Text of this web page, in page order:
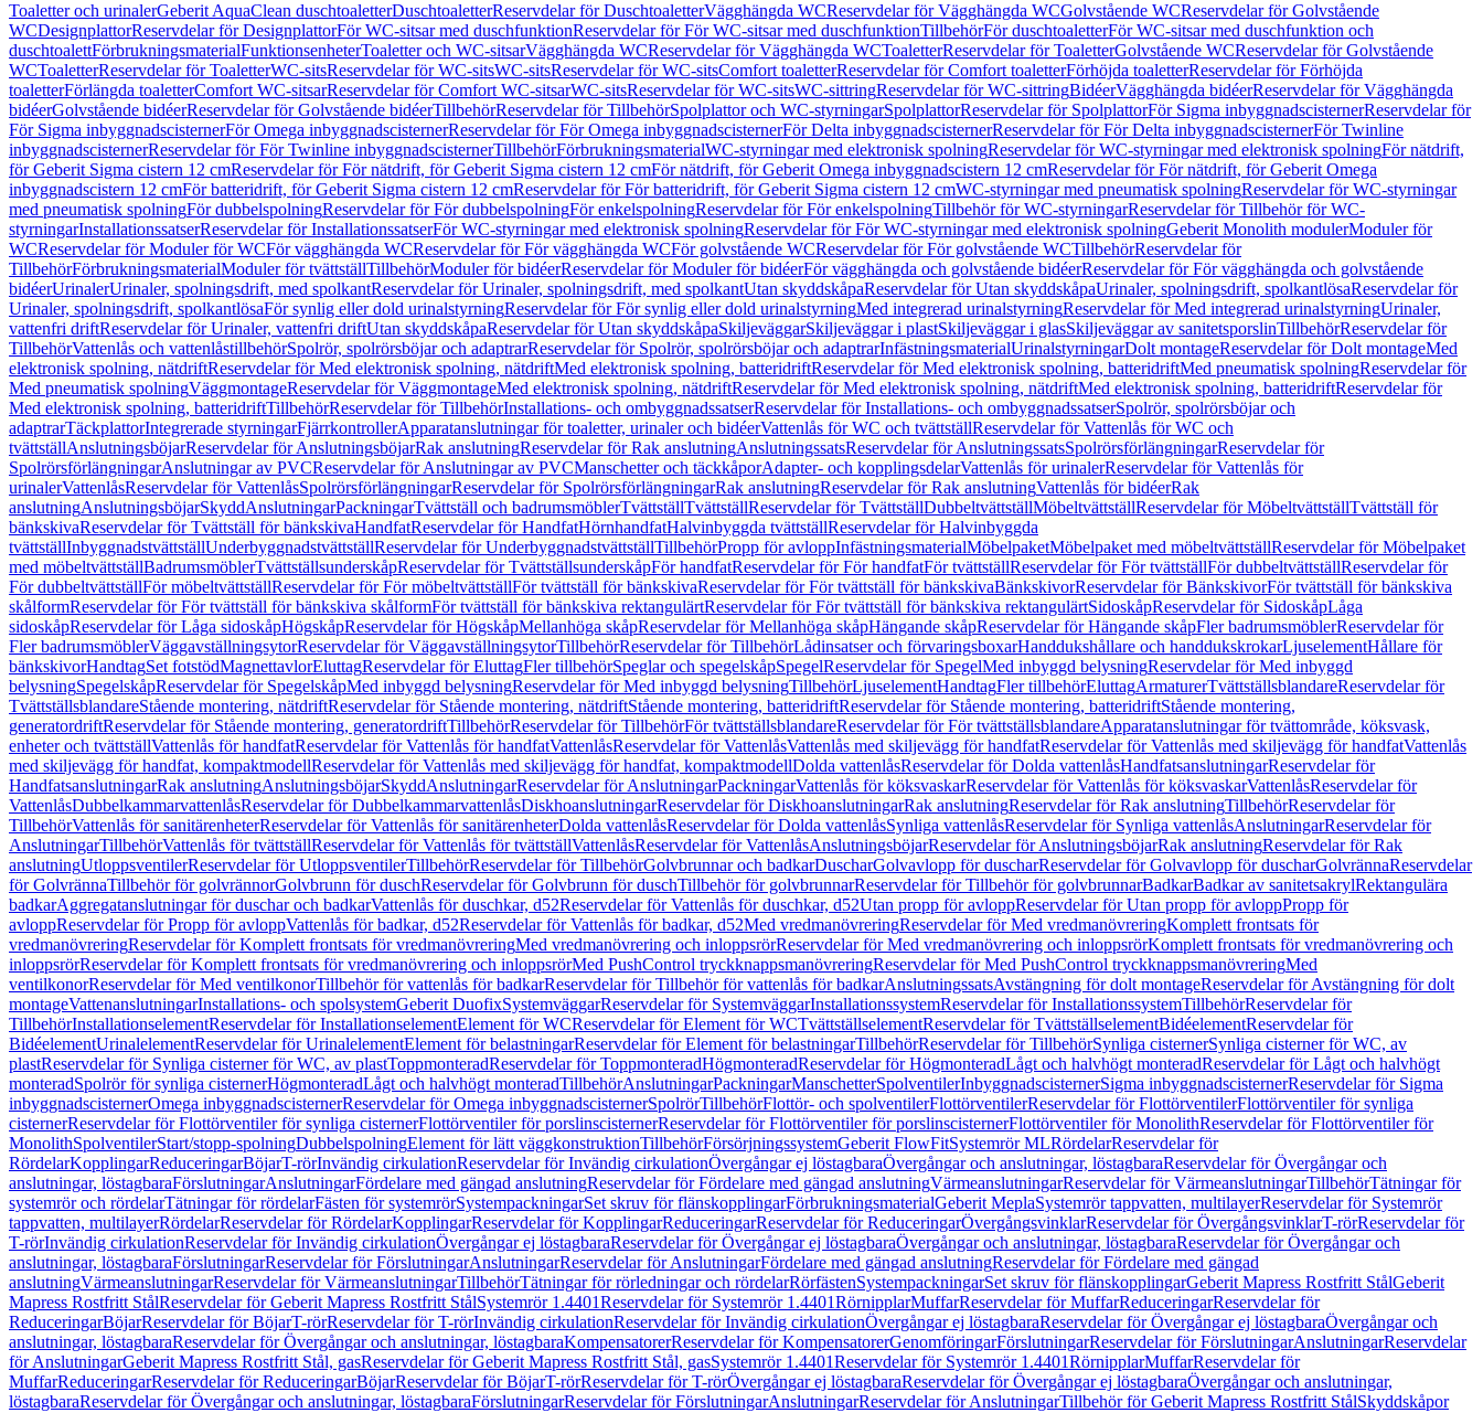
Toaletter och urinalerGeberit AquaClean duschtoaletterDuschtoaletterReservdelar för DuschtoaletterVägghängda WCReservdelar för Vägghängda WCGolvstående WCReservdelar för Golvstående
WCDesignplattorReservdelar för DesignplattorFör WC-sitsar med duschfunktionReservdelar för För WC-sitsar med duschfunktionTillbehörFör duschtoaletterFör WC-sitsar med duschfunktion och
duschtoalettFörbrukningsmaterialFunktionsenheterToaletter och WC-sitsarVägghängda WCReservdelar för Vägghängda WCToaletterReservdelar för ToaletterGolvstående WCReservdelar för Golvstående
WCToaletterReservdelar för ToaletterWC-sitsReservdelar för WC-sitsWC-sitsReservdelar för WC-sitsComfort toaletterReservdelar för Comfort toaletterFörhöjda toaletterReservdelar för Förhöjda
toaletterFörlängda toaletterComfort WC-sitsarReservdelar för Comfort WC-sitsarWC-sitsReservdelar för WC-sitsWC-sittringReservdelar för WC-sittringBidéerVägghängda bidéerReservdelar för Vägghängda
bidéerGolvstående bidéerReservdelar för Golvstående bidéerTillbehörReservdelar för TillbehörSpolplattor och WC-styrningarSpolplattorReservdelar för SpolplattorFör Sigma inbyggnadscisternerReservdelar för
För Sigma inbyggnadscisternerFör Omega inbyggnadscisternerReservdelar för För Omega inbyggnadscisternerFör Delta inbyggnadscisternerReservdelar för För Delta inbyggnadscisternerFör Twinline
inbyggnadscisternerReservdelar för För Twinline inbyggnadscisternerTillbehörFörbrukningsmaterialWC-styrningar med elektronisk spolningReservdelar för WC-styrningar med elektronisk spolningFör nätdrift,
för Geberit Sigma cistern 12 cmReservdelar för För nätdrift, för Geberit Sigma cistern 12 cmFör nätdrift, för Geberit Omega inbyggnadscistern 12 cmReservdelar för För nätdrift, för Geberit Omega
inbyggnadscistern 12 cmFör batteridrift, för Geberit Sigma cistern 12 cmReservdelar för För batteridrift, för Geberit Sigma cistern 12 cmWC-styrningar med pneumatisk spolningReservdelar för WC-styrningar
med pneumatisk spolningFör dubbelspolningReservdelar för För dubbelspolningFör enkelspolningReservdelar för För enkelspolningTillbehör för WC-styrningarReservdelar för Tillbehör för WC-
styrningarInstallationssatserReservdelar för InstallationssatserFör WC-styrningar med elektronisk spolningReservdelar för För WC-styrningar med elektronisk spolningGeberit Monolith modulerModuler för
WCReservdelar för Moduler för WCFör vägghängda WCReservdelar för För vägghängda WCFör golvstående WCReservdelar för För golvstående WCTillbehörReservdelar för
TillbehörFörbrukningsmaterialModuler för tvättställTillbehörModuler för bidéerReservdelar för Moduler för bidéerFör vägghängda och golvstående bidéerReservdelar för För vägghängda och golvstående
bidéerUrinalerUrinaler, spolningsdrift, med spolkantReservdelar för Urinaler, spolningsdrift, med spolkantUtan skyddskåpaReservdelar för Utan skyddskåpaUrinaler, spolningsdrift, spolkantlösaReservdelar för
Urinaler, spolningsdrift, spolkantlösaFör synlig eller dold urinalstyrningReservdelar för För synlig eller dold urinalstyrningMed integrerad urinalstyrningReservdelar för Med integrerad urinalstyrningUrinaler,
vattenfri driftReservdelar för Urinaler, vattenfri driftUtan skyddskåpaReservdelar för Utan skyddskåpaSkiljeväggarSkiljeväggar i plastSkiljeväggar i glasSkiljeväggar av sanitetsporslinTillbehörReservdelar för
TillbehörVattenlås och vattenlåstillbehörSpolrör, spolrörsböjar och adaptrarReservdelar för Spolrör, spolrörsböjar och adaptrarInfästningsmaterialUrinalstyrningarDolt montageReservdelar för Dolt montageMed
elektronisk spolning, nätdriftReservdelar för Med elektronisk spolning, nätdriftMed elektronisk spolning, batteridriftReservdelar för Med elektronisk spolning, batteridriftMed pneumatisk spolningReservdelar för
Med pneumatisk spolningVäggmontageReservdelar för VäggmontageMed elektronisk spolning, nätdriftReservdelar för Med elektronisk spolning, nätdriftMed elektronisk spolning, batteridriftReservdelar för
Med elektronisk spolning, batteridriftTillbehörReservdelar för TillbehörInstallations- och ombyggnadssatserReservdelar för Installations- och ombyggnadssatserSpolrör, spolrörsböjar och
adaptrarTäckplattorIntegrerade styrningarFjärrkontrollerApparatanslutningar för toaletter, urinaler och bidéerVattenlås för WC och tvättställReservdelar för Vattenlås för WC och
tvättställAnslutningsböjarReservdelar för AnslutningsböjarRak anslutningReservdelar för Rak anslutningAnslutningssatsReservdelar för AnslutningssatsSpolrörsförlängningarReservdelar för
SpolrörsförlängningarAnslutningar av PVCReservdelar för Anslutningar av PVCManschetter och täckkåporAdapter- och kopplingsdelarVattenlås för urinalerReservdelar för Vattenlås för
urinalerVattenlåsReservdelar för VattenlåsSpolrörsförlängningarReservdelar för SpolrörsförlängningarRak anslutningReservdelar för Rak anslutningVattenlås för bidéerRak
anslutningAnslutningsböjarSkyddAnslutningarPackningarTvättställ och badrumsmöblerTvättställTvättställReservdelar för TvättställDubbeltvättställMöbeltvättställReservdelar för MöbeltvättställTvättställ för
bänkskivaReservdelar för Tvättställ för bänkskivaHandfatReservdelar för HandfatHörnhandfatHalvinbyggda tvättställReservdelar för Halvinbyggda
tvättställInbyggnadstvättställUnderbyggnadstvättställReservdelar för UnderbyggnadstvättställTillbehörPropp för avloppInfästningsmaterialMöbelpaketMöbelpaket med möbeltvättställReservdelar för Möbelpaket
med möbeltvättställBadrumsmöblerTvättställsunderskåpReservdelar för TvättställsunderskåpFör handfatReservdelar för För handfatFör tvättställReservdelar för För tvättställFör dubbeltvättställReservdelar för
För dubbeltvättställFör möbeltvättställReservdelar för För möbeltvättställFör tvättställ för bänkskivaReservdelar för För tvättställ för bänkskivaBänkskivorReservdelar för BänkskivorFör tvättställ för bänkskiva
skålformReservdelar för För tvättställ för bänkskiva skålformFör tvättställ för bänkskiva rektangulärtReservdelar för För tvättställ för bänkskiva rektangulärtSidoskåpReservdelar för SidoskåpLåga
sidoskåpReservdelar för Låga sidoskåpHögskåpReservdelar för HögskåpMellanhöga skåpReservdelar för Mellanhöga skåpHängande skåpReservdelar för Hängande skåpFler badrumsmöblerReservdelar för
Fler badrumsmöblerVäggavställningsytorReservdelar för VäggavställningsytorTillbehörReservdelar för TillbehörLådinsatser och förvaringsboxarHanddukshållare och handdukskrokarLjuselementHållare för
bänkskivorHandtagSet fotstödMagnettavlorEluttagReservdelar för EluttagFler tillbehörSpeglar och spegelskåpSpegelReservdelar för SpegelMed inbyggd belysningReservdelar för Med inbyggd
belysningSpegelskåpReservdelar för SpegelskåpMed inbyggd belysningReservdelar för Med inbyggd belysningTillbehörLjuselementHandtagFler tillbehörEluttagArmaturerTvättställsblandareReservdelar för
TvättställsblandareStående montering, nätdriftReservdelar för Stående montering, nätdriftStående montering, batteridriftReservdelar för Stående montering, batteridriftStående montering,
generatordriftReservdelar för Stående montering, generatordriftTillbehörReservdelar för TillbehörFör tvättställsblandareReservdelar för För tvättställsblandareApparatanslutningar för tvättområde, köksvask,
enheter och tvättställVattenlås för handfatReservdelar för Vattenlås för handfatVattenlåsReservdelar för VattenlåsVattenlås med skiljevägg för handfatReservdelar för Vattenlås med skiljevägg för handfatVattenlås
med skiljevägg för handfat, kompaktmodellReservdelar för Vattenlås med skiljevägg för handfat, kompaktmodellDolda vattenlåsReservdelar för Dolda vattenlåsHandfatsanslutningarReservdelar för
HandfatsanslutningarRak anslutningAnslutningsböjarSkyddAnslutningarReservdelar för AnslutningarPackningarVattenlås för köksvaskarReservdelar för Vattenlås för köksvaskarVattenlåsReservdelar för
VattenlåsDubbelkammarvattenlåsReservdelar för DubbelkammarvattenlåsDiskhoanslutningarReservdelar för DiskhoanslutningarRak anslutningReservdelar för Rak anslutningTillbehörReservdelar för
TillbehörVattenlås för sanitärenheterReservdelar för Vattenlås för sanitärenheterDolda vattenlåsReservdelar för Dolda vattenlåsSynliga vattenlåsReservdelar för Synliga vattenlåsAnslutningarReservdelar för
AnslutningarTillbehörVattenlås för tvättställReservdelar för Vattenlås för tvättställVattenlåsReservdelar för VattenlåsAnslutningsböjarReservdelar för AnslutningsböjarRak anslutningReservdelar för Rak
anslutningUtloppsventilerReservdelar för UtloppsventilerTillbehörReservdelar för TillbehörGolvbrunnar och badkarDuscharGolvavlopp för duscharReservdelar för Golvavlopp för duscharGolvrännaReservdelar
för GolvrännaTillbehör för golvrännorGolvbrunn för duschReservdelar för Golvbrunn för duschTillbehör för golvbrunnarReservdelar för Tillbehör för golvbrunnarBadkarBadkar av sanitetsakrylRektangulära
badkarAggregatanslutningar för duschar och badkarVattenlås för duschkar, d52Reservdelar för Vattenlås för duschkar, d52Utan propp för avloppReservdelar för Utan propp för avloppPropp för
avloppReservdelar för Propp för avloppVattenlås för badkar, d52Reservdelar för Vattenlås för badkar, d52Med vredmanövreringReservdelar för Med vredmanövreringKomplett frontsats för
vredmanövreringReservdelar för Komplett frontsats för vredmanövreringMed vredmanövrering och inloppsrörReservdelar för Med vredmanövrering och inloppsrörKomplett frontsats för vredmanövrering och
inloppsrörReservdelar för Komplett frontsats för vredmanövrering och inloppsrörMed PushControl tryckknappsmanövreringReservdelar för Med PushControl tryckknappsmanövreringMed
ventilkonorReservdelar för Med ventilkonorTillbehör för vattenlås för badkarReservdelar för Tillbehör för vattenlås för badkarAnslutningssatsAvstängning för dolt montageReservdelar för Avstängning för dolt
montageVattenanslutningarInstallations- och spolsystemGeberit DuofixSystemväggarReservdelar för SystemväggarInstallationssystemReservdelar för InstallationssystemTillbehörReservdelar för
TillbehörInstallationselementReservdelar för InstallationselementElement för WCReservdelar för Element för WCTvättställselementReservdelar för TvättställselementBidéelementReservdelar för
BidéelementUrinalelementReservdelar för UrinalelementElement för belastningarReservdelar för Element för belastningarTillbehörReservdelar för TillbehörSynliga cisternerSynliga cisterner för WC, av
plastReservdelar för Synliga cisterner för WC, av plastToppmonteradReservdelar för ToppmonteradHögmonteradReservdelar för HögmonteradLågt och halvhögt monteradReservdelar för Lågt och halvhögt
monteradSpolrör för synliga cisternerHögmonteradLågt och halvhögt monteradTillbehörAnslutningarPackningarManschetterSpolventilerInbyggnadscisternerSigma inbyggnadscisternerReservdelar för Sigma
inbyggnadscisternerOmega inbyggnadscisternerReservdelar för Omega inbyggnadscisternerSpolrörTillbehörFlottör- och spolventilerFlottörventilerReservdelar för FlottörventilerFlottörventiler för synliga
cisternerReservdelar för Flottörventiler för synliga cisternerFlottörventiler för porslinscisternerReservdelar för Flottörventiler för porslinscisternerFlottörventiler för MonolithReservdelar för Flottörventiler för
MonolithSpolventilerStart/stopp-spolningDubbelspolningElement för lätt väggkonstruktionTillbehörFörsörjningssystemGeberit FlowFitSystemrör MLRördelarReservdelar för
RördelarKopplingarReduceringarBöjarT-rörInvändig cirkulationReservdelar för Invändig cirkulationÖvergångar ej löstagbaraÖvergångar och anslutningar, löstagbaraReservdelar för Övergångar och
anslutningar, löstagbaraFörslutningarAnslutningarFördelare med gängad anslutningReservdelar för Fördelare med gängad anslutningVärmeanslutningarReservdelar för VärmeanslutningarTillbehörTätningar för
systemrör och rördelarTätningar för rördelarFästen för systemrörSystempackningarSet skruv för flänskopplingarFörbrukningsmaterialGeberit MeplaSystemrör tappvatten, multilayerReservdelar för Systemrör
tappvatten, multilayerRördelarReservdelar för RördelarKopplingarReservdelar för KopplingarReduceringarReservdelar för ReduceringarÖvergångsvinklarReservdelar för ÖvergångsvinklarT-rörReservdelar för
T-rörInvändig cirkulationReservdelar för Invändig cirkulationÖvergångar ej löstagbaraReservdelar för Övergångar ej löstagbaraÖvergångar och anslutningar, löstagbaraReservdelar för Övergångar och
anslutningar, löstagbaraFörslutningarReservdelar för FörslutningarAnslutningarReservdelar för AnslutningarFördelare med gängad anslutningReservdelar för Fördelare med gängad
anslutningVärmeanslutningarReservdelar för VärmeanslutningarTillbehörTätningar för rörledningar och rördelarRörfästenSystempackningarSet skruv för flänskopplingarGeberit Mapress Rostfritt StålGeberit
Mapress Rostfritt StålReservdelar för Geberit Mapress Rostfritt StålSystemrör 1.4401Reservdelar för Systemrör 1.4401RörnipplarMuffarReservdelar för MuffarReduceringarReservdelar för
ReduceringarBöjarReservdelar för BöjarT-rörReservdelar för T-rörInvändig cirkulationReservdelar för Invändig cirkulationÖvergångar ej löstagbaraReservdelar för Övergångar ej löstagbaraÖvergångar och
anslutningar, löstagbaraReservdelar för Övergångar och anslutningar, löstagbaraKompensatorerReservdelar för KompensatorerGenomföringarFörslutningarReservdelar för FörslutningarAnslutningarReservdelar
för AnslutningarGeberit Mapress Rostfritt Stål, gasReservdelar för Geberit Mapress Rostfritt Stål, gasSystemrör 1.4401Reservdelar för Systemrör 1.4401RörnipplarMuffarReservdelar för
MuffarReduceringarReservdelar för ReduceringarBöjarReservdelar för BöjarT-rörReservdelar för T-rörÖvergångar ej löstagbaraReservdelar för Övergångar ej löstagbaraÖvergångar och anslutningar,
löstagbaraReservdelar för Övergångar och anslutningar, löstagbaraFörslutningarReservdelar för FörslutningarAnslutningarReservdelar för AnslutningarTillbehör för Geberit Mapress Rostfritt StålSkyddskåpor